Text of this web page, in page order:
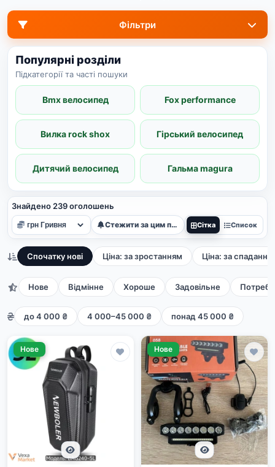
Фільтри
Популярні розділи
Підкатегорії та часті пошуки
Bmx велосипед Fox performance
Вилка rock shox Гірський велосипед
Дитячий велосипед Гальма magura
Знайдено 239 оголошень
Стежити за цим пошукомСітка Список
Спочатку нові Ціна: за зростанням Ціна: за
Нове Відмінне Хороше Задовільне
до 4 000 ₴ 4 000–45 000 ₴ понад 45 000 ₴
Нове Нове